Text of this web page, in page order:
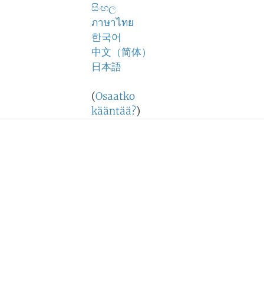
සිංහල
ภาษาไทย
한국어
中文（简体）
日本語
(Osaatko
kääntää?)